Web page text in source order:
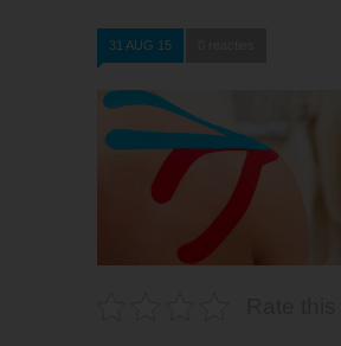
31 AUG 15